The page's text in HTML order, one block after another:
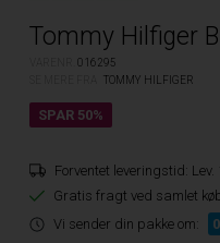
Tommy Hilfiger
016295
TOMMY HILFIGER
Forventet leveringstid:
Gratis fragt ved samlet
Vi sender din pakke om: